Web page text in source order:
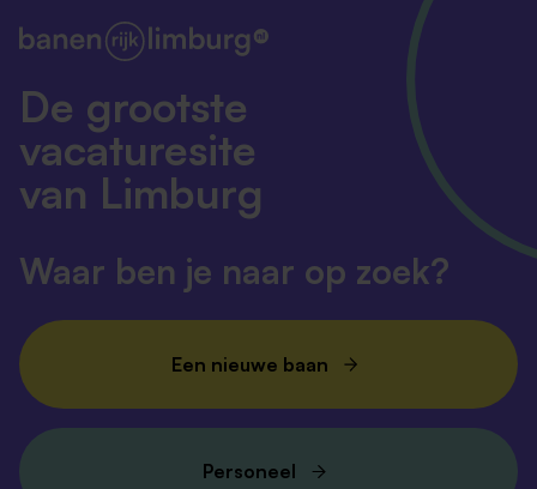
De grootste
vacaturesite
van Limburg
Waar ben je naar op zoek?
Een nieuwe baan
Personeel